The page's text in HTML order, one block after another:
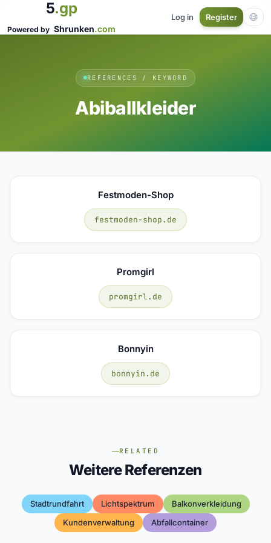
5.gp
Powered by Shrunken.com
Log in Register
REFERENCES / KEYWORD
Abiballkleider
Festmoden-Shop
festmoden-shop.de
Promgirl
promgirl.de
Bonnyin
bonnyin.de
RELATED
Weitere Referenzen
Stadtrundfahrt Lichtspektrum
Balkonverkleidung
Kundenverwaltung
Abfallcontainer